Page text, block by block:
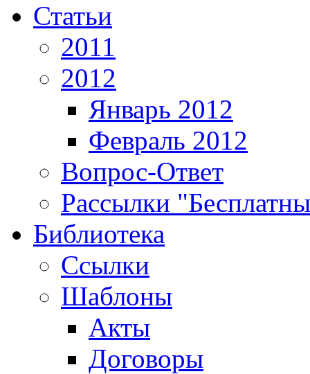
Статьи
2011
2012
Январь 2012
Февраль 2012
Вопрос-Ответ
Рассылки
Библиотека
Ссылки
Шаблоны
Акты
Договоры